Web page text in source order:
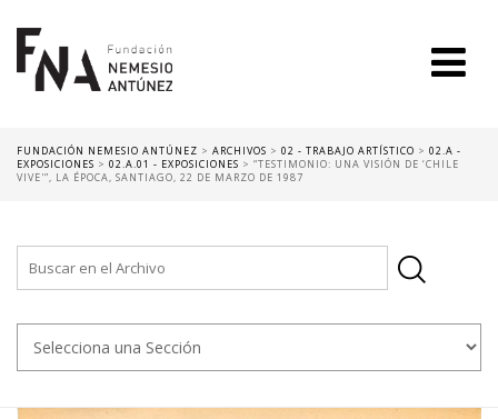
FUNDACIÓN NEMESIO ANTÚNEZ > ARCHIVOS > 02 - TRABAJO ARTÍSTICO > 02.A -
EXPOSICIONES > 02.A.01 - EXPOSICIONES > “TESTIMONIO: UNA VISIÓN DE ‘CHILE
VIVE'”, LA ÉPOCA, SANTIAGO, 22 DE MARZO DE 1987